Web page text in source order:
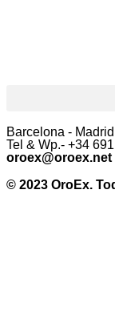
Barcelona -
Tel & Wp.- +34
oroex@oroex.net
© 2023 OroEx.